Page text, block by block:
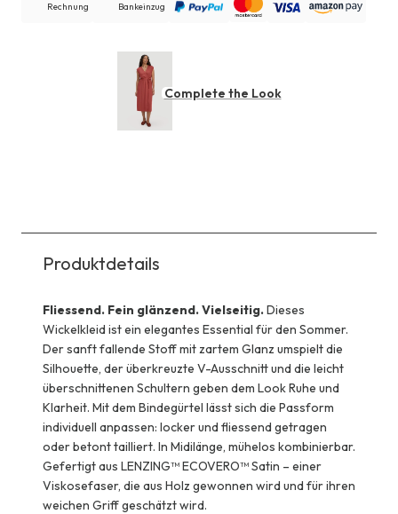
Rechnung Bankeinzug
Complete the Look
Produktdetails
Fliessend. Fein glänzend. Vielseitig.Dieses
Wickelkleid ist ein elegantes Essential für den Sommer.
Der sanft fallende Stoff mit zartem Glanz umspielt die
Silhouette, der überkreuzte V-Ausschnitt und die leicht
überschnittenen Schultern geben dem Look Ruhe und
Klarheit. Mit dem Bindegürtel lässt sich die Passform
individuell anpassen: locker und fliessend getragen
oder betont tailliert. In Midilänge, mühelos kombinierbar.
Gefertigt aus LENZING™ ECOVERO™ Satin – einer
Viskosefaser, die aus Holz gewonnen wird und für ihren
weichen Griff geschätzt wird.